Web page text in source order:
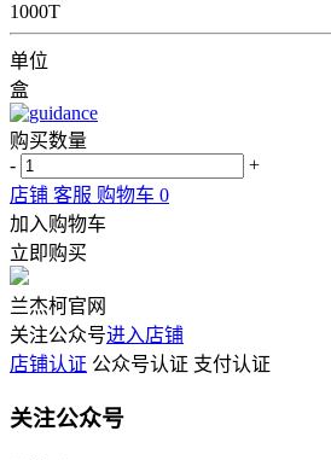
1000T
单位
盒
购买数量
-
+
店铺 客服 购物车 0
加入购物车
立即购买
兰杰柯官网
关注公众号进入店铺
店铺认证 公众号认证 支付认证
关注公众号